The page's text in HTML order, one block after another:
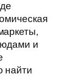
и
найти